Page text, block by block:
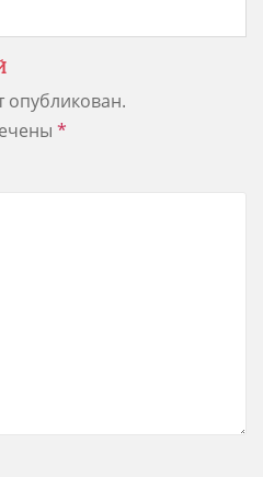
опубликован.
*